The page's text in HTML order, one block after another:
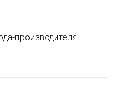
производителя